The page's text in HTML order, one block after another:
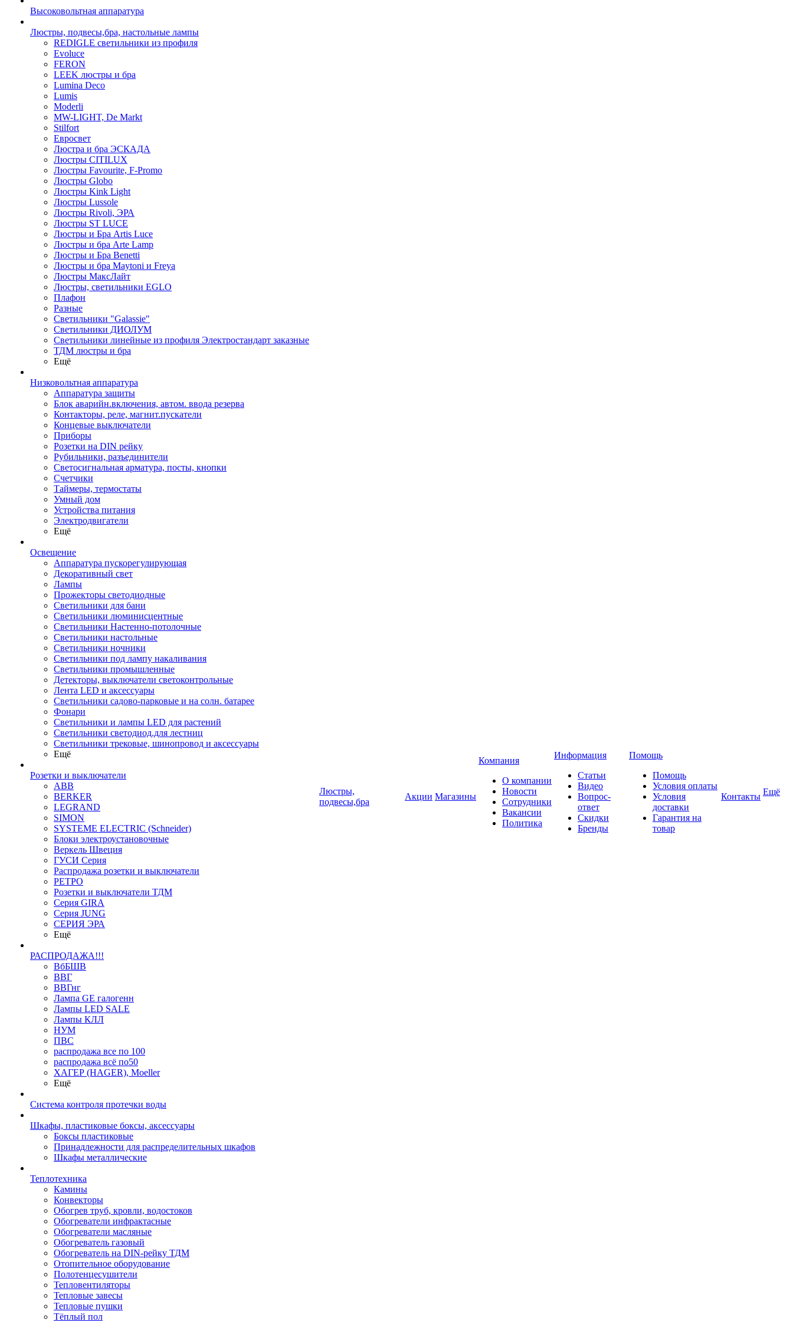
Высоковольтная аппаратура
Люстры, подвесы,бра, настольные лампы
REDIGLE светильники из профиля
Evoluce
FERON
LEEK люстры и бра
Lumina Deco
Lumis
Moderli
MW-LIGHT, De Markt
Stilfort
Евросвет
Люстра и бра ЭСКАДА
Люстры CITILUX
Люстры Favourite, F-Promo
Люстры Globo
Люстры Kink Light
Люстры Lussole
Люстры Rivoli, ЭРА
Люстры ST LUCE
Люстры и Бра Artis Luce
Люстры и бра Arte Lamp
Люстры и Бра Benetti
Люстры и бра Maytoni и Freya
Люстры МаксЛайт
Люстры, светильники EGLO
Плафон
Разные
Светильники "Galassie"
Светильники ДИОЛУМ
Светильники линейные из профиля Электростандарт заказные
ТДМ люстры и бра
Ещё
Низковольтная аппаратура
Аппаратура защиты
Блок аварийн.включения, автом. ввода резерва
Контакторы, реле, магнит.пускатели
Концевые выключатели
Приборы
Розетки на DIN рейку
Рубильники, разъединители
Светосигнальная арматура, посты, кнопки
Счетчики
Таймеры, термостаты
Умный дом
Устройства питания
Электродвигатели
Ещё
Освещение
Аппаратура пускорегулирующая
Декоративный свет
Лампы
Прожекторы светодиодные
Светильники для бани
Светильники люминисцентные
Светильники Настенно-потолочные
Светильники настольные
Светильники ночники
Светильники под лампу накаливания
Светильники промышленные
Детекторы, выключатели светоконтрольные
Лента LED и аксессуары
Светильники садово-парковые и на солн. батарее
Фонари
Светильники и лампы LED для растений
Светильники светодиод.для лестниц
Светильники трековые, шинопровод и аксессуары
Ещё
Розетки и выключатели
ABB
BERKER
LEGRAND
SIMON
SYSTEME ELECTRIC (Schneider)
Блоки электроустановочные
Веркель Швеция
ГУСИ Серия
Распродажа розетки и выключатели
РЕТРО
Розетки и выключатели ТДМ
Серия GIRA
Серия JUNG
СЕРИЯ ЭРА
Ещё
РАСПРОДАЖА!!!
ВбБШВ
ВВГ
ВВГнг
Лампа GE галогенн
Лампы LED SALE
Лампы КЛЛ
НУМ
ПВС
распродажа все по 100
распродажа всё по50
ХАГЕР (HAGER), Moeller
Ещё
Система контроля протечки воды
Шкафы, пластиковые боксы, аксессуары
Боксы пластиковые
Принадлежности для распределительных шкафов
Шкафы металлические
Теплотехника
Камины
Конвекторы
Обогрев труб, кровли, водостоков
Обогреватели инфрактасные
Обогреватели масляные
Обогреватель газовый
Обогреватель на DIN-рейку ТДМ
Отопительное оборудование
Полотенцесушители
Тепловентиляторы
Тепловые завесы
Тепловые пушки
Тёплый пол
Люстры,
подвесы,бра
Акции Магазины
Компания
О компании
Новости
Сотрудники
Вакансии
Политика
Информация
Статьи
Видео
Вопрос-
ответ
Скидки
Бренды
Помощь
Помощь
Условия оплаты
Условия
доставки
Гарантия на
товар
Контакты Ещё